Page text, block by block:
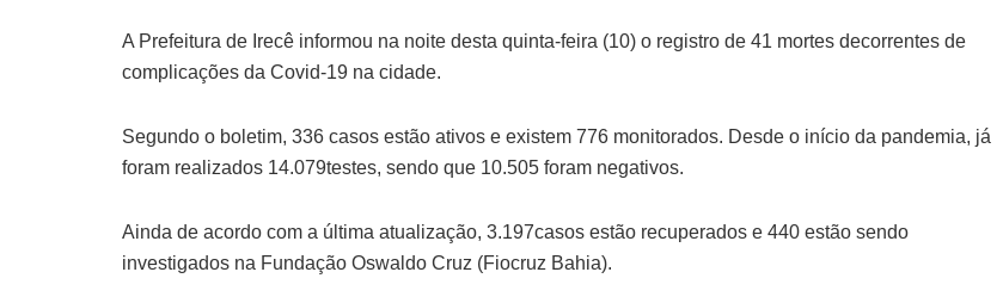
A Prefeitura de Irecê informou na noite desta quinta-feira (10) o registro de 41 mortes decorrentes de
complicações da Covid-19 na cidade.
Segundo o boletim, 336 casos estão ativos e existem 776 monitorados. Desde o início da pandemia, já
foram realizados 14.079testes, sendo que 10.505 foram negativos.
Ainda de acordo com a última atualização, 3.197casos estão recuperados e 440 estão sendo
investigados na Fundação Oswaldo Cruz (Fiocruz Bahia).